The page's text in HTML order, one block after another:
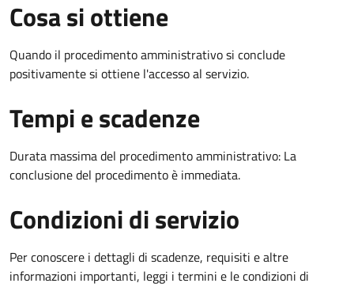
Cosa si ottiene
Quando il procedimento amministrativo si conclude
positivamente si ottiene l'accesso al servizio.
Tempi e scadenze
Durata massima del procedimento amministrativo: La
conclusione del procedimento è immediata.
Condizioni di servizio
Per conoscere i dettagli di scadenze, requisiti e altre
informazioni importanti, leggi i termini e le condizioni di